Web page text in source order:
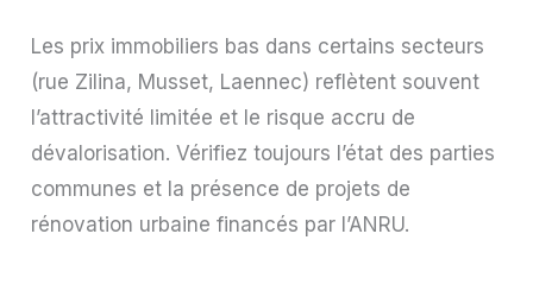
Les prix immobiliers bas dans certains secteurs
(rue Zilina, Musset, Laennec) reflètent souvent
l’attractivité limitée et le risque accru de
dévalorisation. Vérifiez toujours l’état des parties
communes et la présence de projets de
rénovation urbaine financés par l’ANRU.